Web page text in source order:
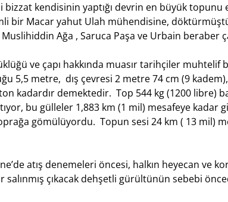
kendisinin yaptığı devrin en büyük topunu
bir Macar yahut Ulah mühendisine,
Ağa , Saruca Paşa ve Urbain beraber
ve çapı hakkında muasır tarihçiler muhtelif
5,5 metre, dış çevresi 2 metre 74 cm (9 kadem),
kadardır demektedir. Top 544 kg (1200 libre)
bu gülleler 1,883 km (1 mil) mesafeye kadar
gömülüyordu. Topun sesi 24 km ( 13 mil)
atış denemeleri öncesi, halkın heyecan ve
salınmış çıkacak dehşetli gürültünün sebebi